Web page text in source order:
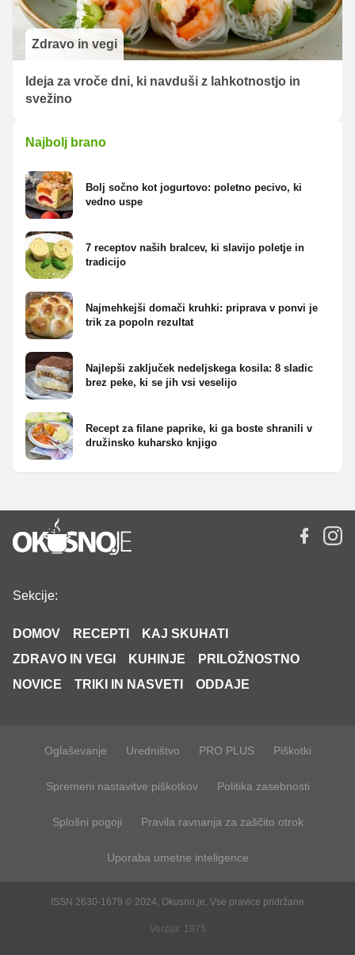
Zdravo in vegi
Ideja za vroče dni, ki navduši z lahkotnostjo in
svežino
Najbolj brano
Bolj sočno kot jogurtovo: poletno pecivo, ki
vedno uspe
7 receptov naših bralcev, ki slavijo poletje in
tradicijo
Najmehkejši domači kruhki: priprava v ponvi je
trik za popoln rezultat
Najlepši zaključek nedeljskega kosila: 8 sladic
brez peke, ki se jih vsi veselijo
Recept za filane paprike, ki ga boste shranili v
družinsko kuharsko knjigo
Sekcije:
DOMOV RECEPTI
KAJ SKUHATI
ZDRAVO IN VEGI
KUHINJE
PRILOŽNOSTNO
NOVICE
TRIKI IN NASVETI ODDAJE
Oglaševanje Uredništvo PRO PLUS Piškotki
Spremeni nastavitve piškotkov Politika zasebnosti
Splošni pogoji Pravila ravnanja za zaščito otrok
Uporaba umetne inteligence
ISSN 2630-1679 © 2024, Okusno.je, Vse pravice pridržane
Verzija: 1875